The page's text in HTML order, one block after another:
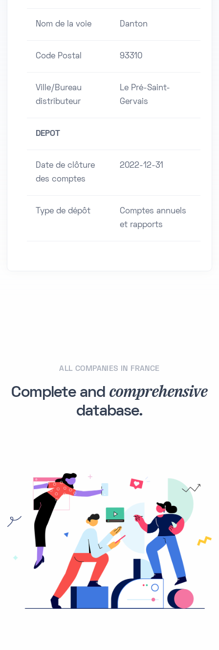
Nom de la voie Danton
Code Postal 93310
Ville/Bureau
distributeur
Le Pré-Saint-
Gervais
DEPOT
Date de clôture
des comptes
2022-12-31
Type de dépôt
Comptes annuels
et rapports
ALL COMPANIES IN FRANCE
Complete and comprehensive
database.